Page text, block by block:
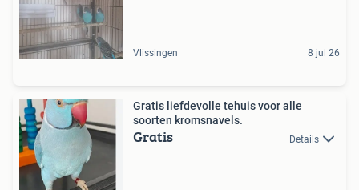
Vlissingen 8 jul 26
Gratis liefdevolle tehuis voor alle
soorten kromsnavels.
Gratis Details